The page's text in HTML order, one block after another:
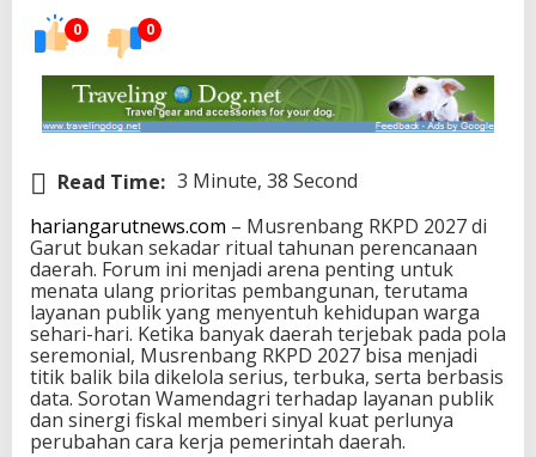
0 0
Read Time: 3 Minute, 38 Second
hariangarutnews.com – Musrenbang RKPD 2027 di
Garut bukan sekadar ritual tahunan perencanaan
daerah. Forum ini menjadi arena penting untuk
menata ulang prioritas pembangunan, terutama
layanan publik yang menyentuh kehidupan warga
sehari-hari. Ketika banyak daerah terjebak pada pola
seremonial, Musrenbang RKPD 2027 bisa menjadi
titik balik bila dikelola serius, terbuka, serta berbasis
data. Sorotan Wamendagri terhadap layanan publik
dan sinergi fiskal memberi sinyal kuat perlunya
perubahan cara kerja pemerintah daerah.